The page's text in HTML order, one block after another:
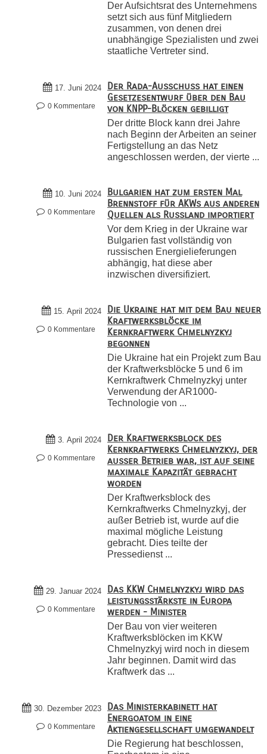
Der Aufsichtsrat des Unternehmens
setzt sich aus fünf Mitgliedern
zusammen, von denen drei
unabhängige Spezialisten und zwei
staatliche Vertreter sind.
17. Juni 2024
0 Kommentare
Der Rada-Ausschuss hat einen
Gesetzesentwurf über den Bau
von KNPP-Blöcken gebilligt
Der dritte Block kann drei Jahre
nach Beginn der Arbeiten an seiner
Fertigstellung an das Netz
angeschlossen werden, der vierte ...
10. Juni 2024
0 Kommentare
Bulgarien hat zum ersten Mal
Brennstoff für AKWs aus anderen
Quellen als Russland importiert
Vor dem Krieg in der Ukraine war
Bulgarien fast vollständig von
russischen Energielieferungen
abhängig, hat diese aber
inzwischen diversifiziert.
15. April 2024
0 Kommentare
Die Ukraine hat mit dem Bau neuer
Kraftwerksblöcke im
Kernkraftwerk Chmelnyzkyj
begonnen
Die Ukraine hat ein Projekt zum Bau
der Kraftwerksblöcke 5 und 6 im
Kernkraftwerk Chmelnyzkyj unter
Verwendung der AR1000-
Technologie von ...
3. April 2024
0 Kommentare
Der Kraftwerksblock des
Kernkraftwerks Chmelnyzkyj, der
außer Betrieb war, ist auf seine
maximale Kapazität gebracht
worden
Der Kraftwerksblock des
Kernkraftwerks Chmelnyzkyj, der
außer Betrieb ist, wurde auf die
maximal mögliche Leistung
gebracht. Dies teilte der
Pressedienst ...
29. Januar 2024
0 Kommentare
Das KKW Chmelnyzkyj wird das
leistungsstärkste in Europa
werden - Minister
Der Bau von vier weiteren
Kraftwerksblöcken im KKW
Chmelnyzkyj wird noch in diesem
Jahr beginnen. Damit wird das
Kraftwerk das ...
30. Dezember 2023
0 Kommentare
Das Ministerkabinett hat
Energoatom in eine
Aktiengesellschaft umgewandelt
Die Regierung hat beschlossen,